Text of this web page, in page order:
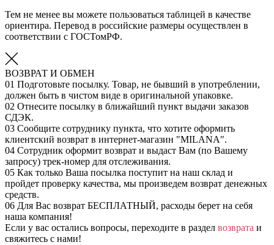
Тем не менее вы можете пользоваться таблицей в качестве
ориентира. Перевод в российские размеры осуществлен в
соответствии с ГОСТомРФ.
ВОЗВРАТ И ОБМЕН
01 Подготовьте посылку. Товар, не бывший в употреблении,
должен быть в чистом виде в оригинальной упаковке.
02 Отнесите посылку в ближайший пункт выдачи заказов
СДЭК.
03 Сообщите сотруднику пункта, что хотите оформить
клиентский возврат в интернет-магазин "MILANA".
04 Сотрудник оформит возврат и выдаст Вам (по Вашему
запросу) трек-номер для отслеживания.
05 Как только Ваша посылка поступит на наш склад и
пройдет проверку качества, мы произведем возврат денежных
средств.
06 Для Вас возврат БЕСПЛАТНЫЙ, расходы берет на себя
наша компания!
Если у вас остались вопросы, переходите в раздел возврата и
свяжитесь с нами!